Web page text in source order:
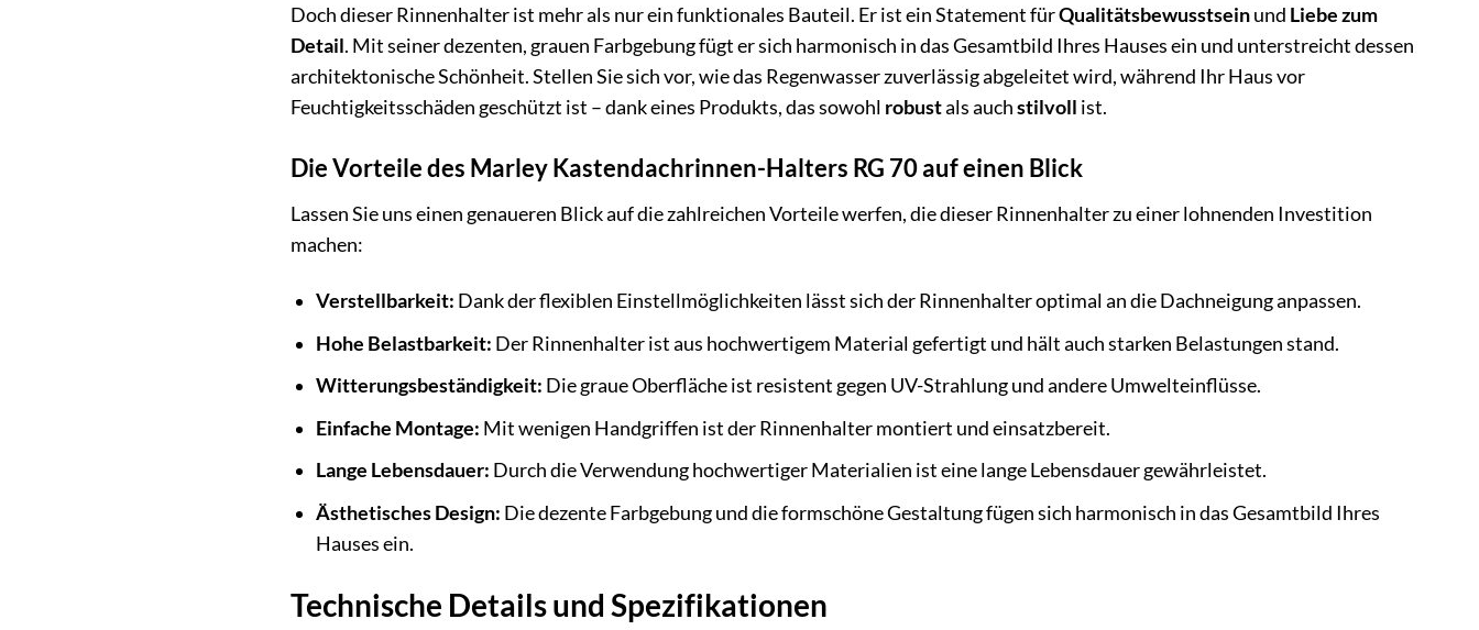
Doch dieser Rinnenhalter ist mehr als nur ein funktionales Bauteil. Er ist ein Statement fürQualitätsbewusstseinund Liebe zum
Detail. Mit seiner dezenten, grauen Farbgebung fügt er sich harmonisch in das Gesamtbild Ihres Hauses ein und unterstreicht dessen
architektonische Schönheit. Stellen Sie sich vor, wie das Regenwasser zuverlässig abgeleitet wird, während Ihr Haus vor
Feuchtigkeitsschäden geschützt ist – dank eines Produkts, das sowohl robustals auchstilvoll ist.
Die Vorteile des Marley Kastendachrinnen-Halters RG 70 auf einen Blick
Lassen Sie uns einen genaueren Blick auf die zahlreichen Vorteile werfen, die dieser Rinnenhalter zu einer lohnenden Investition
machen:
Verstellbarkeit: Dank der flexiblen Einstellmöglichkeiten lässt sich der Rinnenhalter optimal an die Dachneigung anpassen.
Hohe Belastbarkeit: Der Rinnenhalter ist aus hochwertigem Material gefertigt und hält auch starken Belastungen stand.
Witterungsbeständigkeit: Die graue Oberfläche ist resistent gegen UV-Strahlung und andere Umwelteinflüsse.
Einfache Montage: Mit wenigen Handgriffen ist der Rinnenhalter montiert und einsatzbereit.
Lange Lebensdauer: Durch die Verwendung hochwertiger Materialien ist eine lange Lebensdauer gewährleistet.
Ästhetisches Design: Die dezente Farbgebung und die formschöne Gestaltung fügen sich harmonisch in das Gesamtbild Ihres
Hauses ein.
Technische Details und Spezifikationen